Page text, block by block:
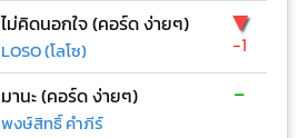
ไม่คิดนอกใจ (คอร์ด ง่ายๆ)
LOSO (โลโซ)
▼
-1
มานะ (คอร์ด ง่ายๆ)
พงษ์สิทธิ์ คำภีร์
-